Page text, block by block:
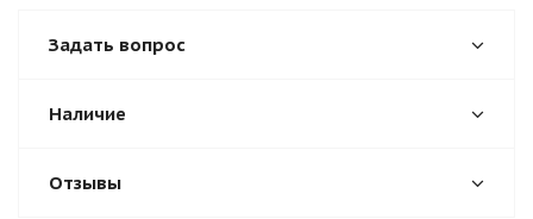
Задать вопрос
Наличие
Отзывы